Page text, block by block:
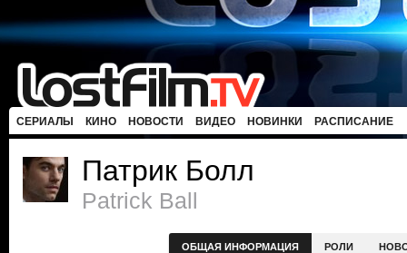
СЕРИАЛЫ КИНО НОВОСТИ ВИДЕО НОВИНКИ РАСПИСАНИЕ
Патрик Болл
Patrick Ball
ОБЩАЯ ИНФОРМАЦИЯ РОЛИ